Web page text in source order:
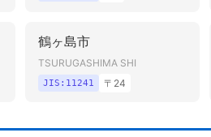
鶴ヶ島市
TSURUGASHIMA SHI
JIS: 11241 〒 24